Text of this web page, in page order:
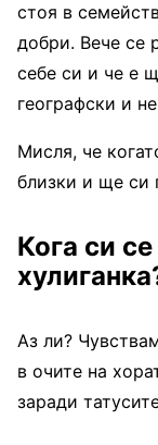
стоя в
добри. Вече се
себе си и че е
географски и
Мисля, че
близки и ще си
Кога си
Аз ли?
в очите на
заради